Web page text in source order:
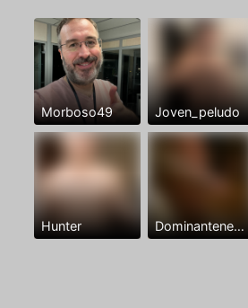
Morboso49 Joven_peludo
Hunter Dominantenegro ya